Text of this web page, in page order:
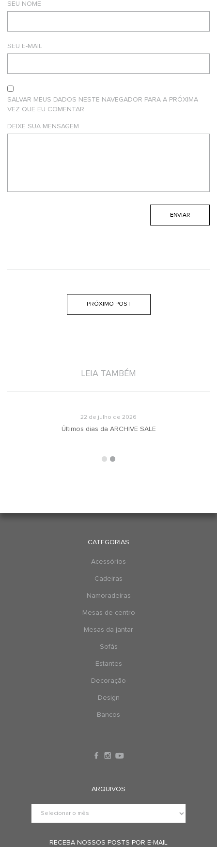
SEU NOME
SEU E-MAIL
SALVAR MEUS DADOS NESTE NAVEGADOR PARA A PRÓXIMA
VEZ QUE EU COMENTAR.
DEIXE SUA MENSAGEM
PRÓXIMO POST
LEIA TAMBÉM
22 de julho de 2026
Últimos dias da ARCHIVE SALE
CATEGORIAS
Acessórios
Cadeiras
Namoradeiras
Mesas de centro
Mesas da jantar
Sofás
Estantes
Decoração
Design
Bancos
ARQUIVOS
RECEBA NOSSOS POSTS POR E-MAIL